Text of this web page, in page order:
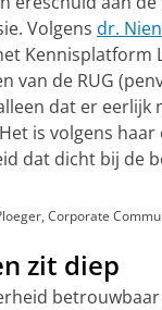
Volgens dr.
Kennisplatform
van de RUG
dat er eerlijk
is volgens
dat dicht bij de
Corporate
zit diep